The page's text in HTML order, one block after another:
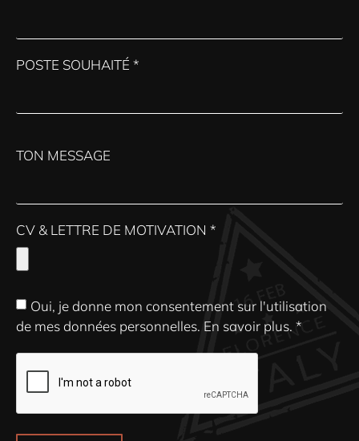
POSTE SOUHAITÉ *
TON MESSAGE
CV & LETTRE DE MOTIVATION *
Oui, je donne mon consentement sur l'utilisation
de mes données personnelles. En savoir plus. *